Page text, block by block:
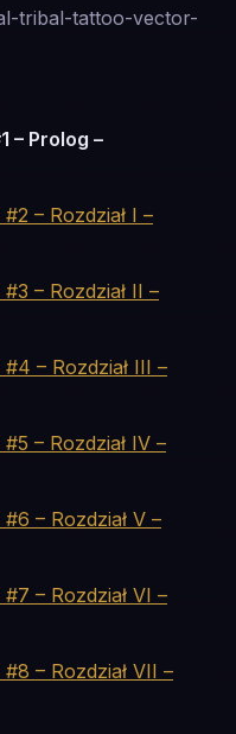
tribal-tattoo-vector-
– Prolog –
– Rozdział I –
– Rozdział II –
– Rozdział III –
– Rozdział IV –
– Rozdział V –
– Rozdział VI –
– Rozdział VII –